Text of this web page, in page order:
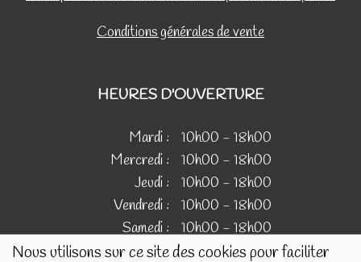
Nous utilisons sur ce site des cookies pour faciliter
Conditions générales de vente
HEURES D'OUVERTURE
Mardi :
10h00 - 18h00
Mercredi :
10h00 - 18h00
Jeudi :
10h00 - 18h00
Vendredi :
10h00 - 18h00
Samedi :
10h00 - 18h00